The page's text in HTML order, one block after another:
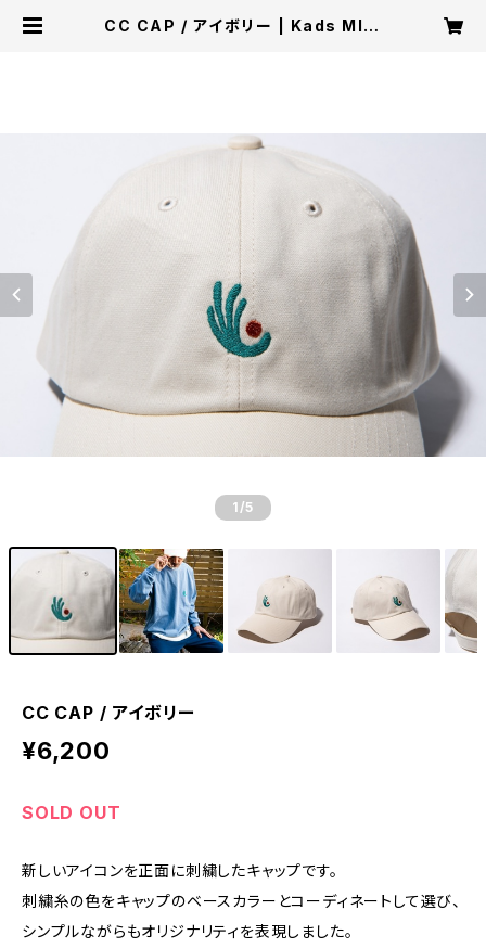
CC CAP / アイボリー | Kads MIID
1 /5
CC CAP / アイボリー
¥6,200
SOLD OUT
新しいアイコンを正面に刺繍したキャップです。
刺繍糸の色をキャップのベースカラーとコーディネートして選び、
シンプルながらもオリジナリティを表現しました。